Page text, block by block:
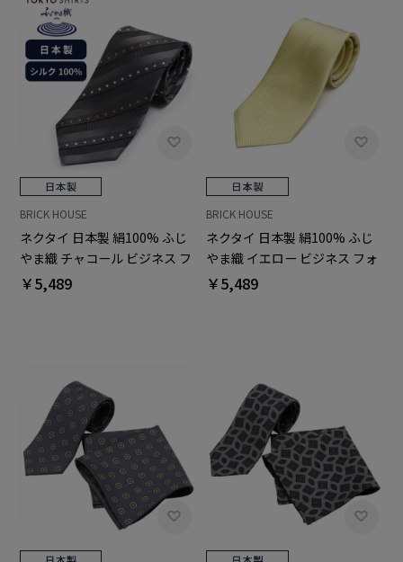
BRICK HOUSE
ネクタイ 日本製 絹100% ふじ
やま織 チャコール ビジネス フ
ォーマル
￥5,489
BRICK HOUSE
ネクタイ 日本製 絹100% ふじ
やま織 イエロー ビジネス フォ
ーマル
￥5,489